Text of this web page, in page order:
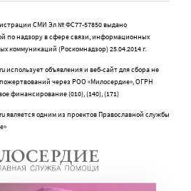
СМИ Эл № ФС77-57850 выдано
по надзору в сфере связи, информационных
коммуникаций (Роскомнадзор) 25.04.2014 г.
использует объявления и веб-сайт для сбора не
через РОО «Милосердие», ОГРН
финансирование (010), (140), (171)
является одним из проектов Православной службы
центр «Нескучный сад»